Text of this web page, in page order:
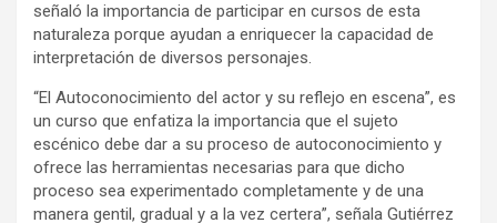
señaló la importancia de participar en cursos de esta
naturaleza porque ayudan a enriquecer la capacidad de
interpretación de diversos personajes.
“El Autoconocimiento del actor y su reflejo en escena”, es
un curso que enfatiza la importancia que el sujeto
escénico debe dar a su proceso de autoconocimiento y
ofrece las herramientas necesarias para que dicho
proceso sea experimentado completamente y de una
manera gentil, gradual y a la vez certera”, señala Gutiérrez